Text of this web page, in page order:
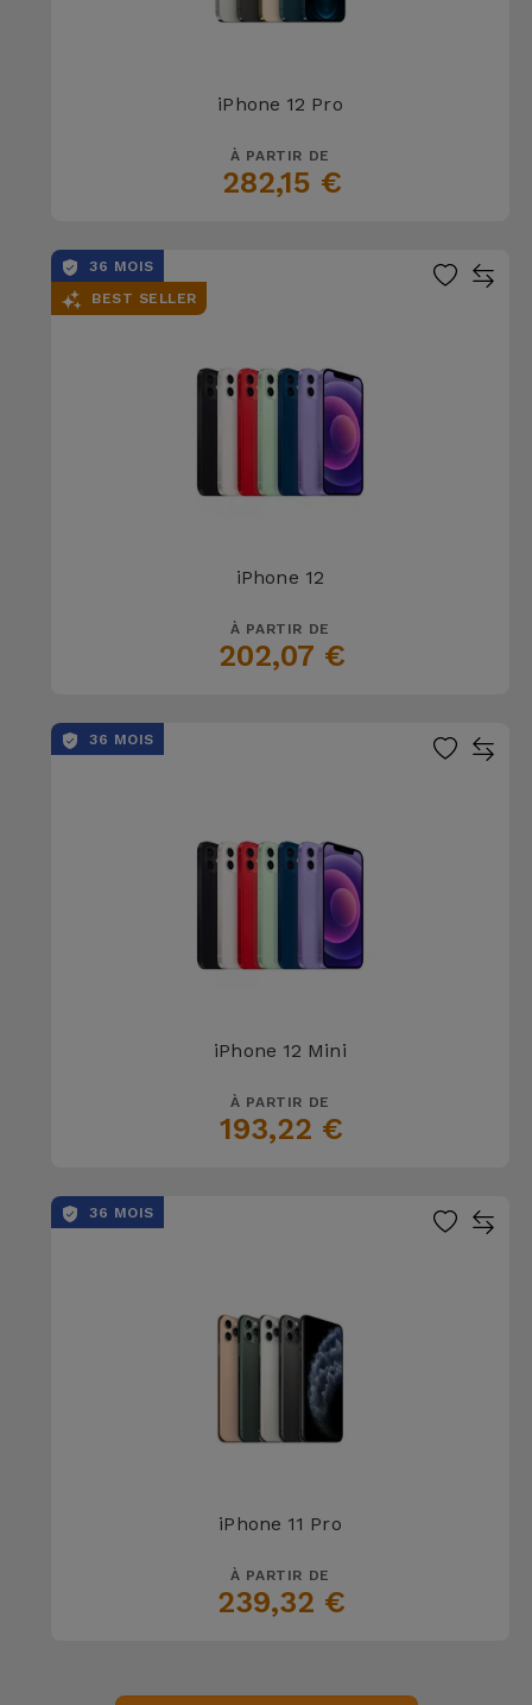
iPhone 12 Pro
À PARTIR DE
282,15 €
36 MOIS
BEST SELLER
iPhone 12
À PARTIR DE
202,07 €
36 MOIS
iPhone 12 Mini
À PARTIR DE
193,22 €
36 MOIS
iPhone 11 Pro
À PARTIR DE
239,32 €